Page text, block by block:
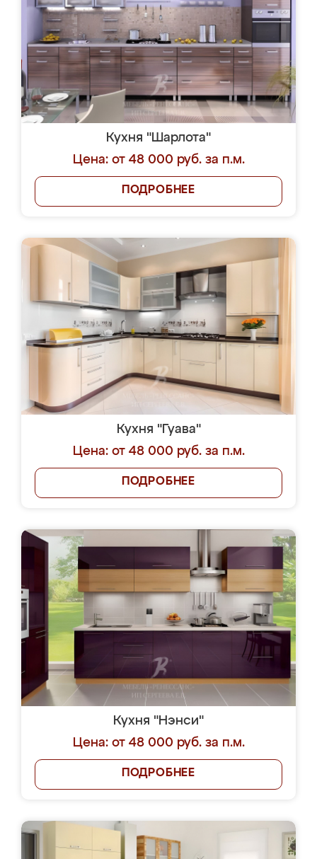
Кухня "Шарлота"
Цена: от 48 000 руб. за п.м.
ПОДРОБНЕЕ
Кухня "Гуава"
Цена: от 48 000 руб. за п.м.
ПОДРОБНЕЕ
Кухня "Нэнси"
Цена: от 48 000 руб. за п.м.
ПОДРОБНЕЕ